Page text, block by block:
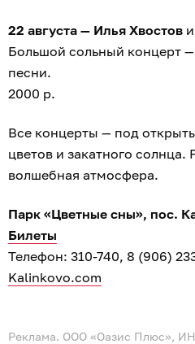
22 августа — Илья Хвостов
Большой сольный концерт
песни.
2000 р.
Все концерты — под
цветов и закатного солнца.
волшебная атмосфера.
Парк «Цветные сны», пос.
Билеты
Телефон: 310-740, 8 (906)
Kalinkovo.com
Реклама. ООО «Оазис Плюс»,